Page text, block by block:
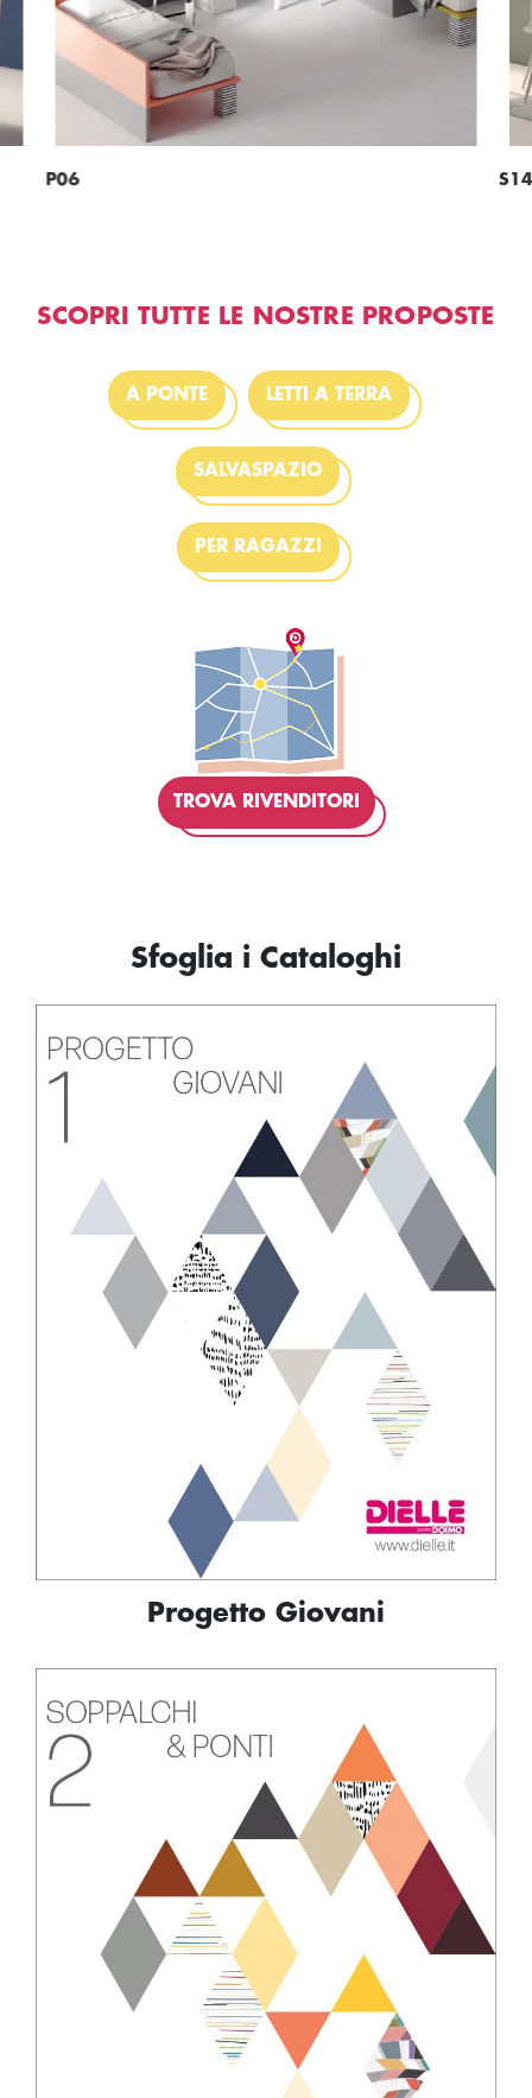
P06 S14
SCOPRI TUTTE LE NOSTRE PROPOSTE
A PONTE LETTI A TERRA
SALVASPAZIO
PER RAGAZZI
TROVA RIVENDITORI
Sfoglia i Cataloghi
Progetto Giovani